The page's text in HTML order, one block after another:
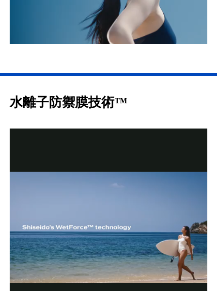
水離子防禦膜技術™